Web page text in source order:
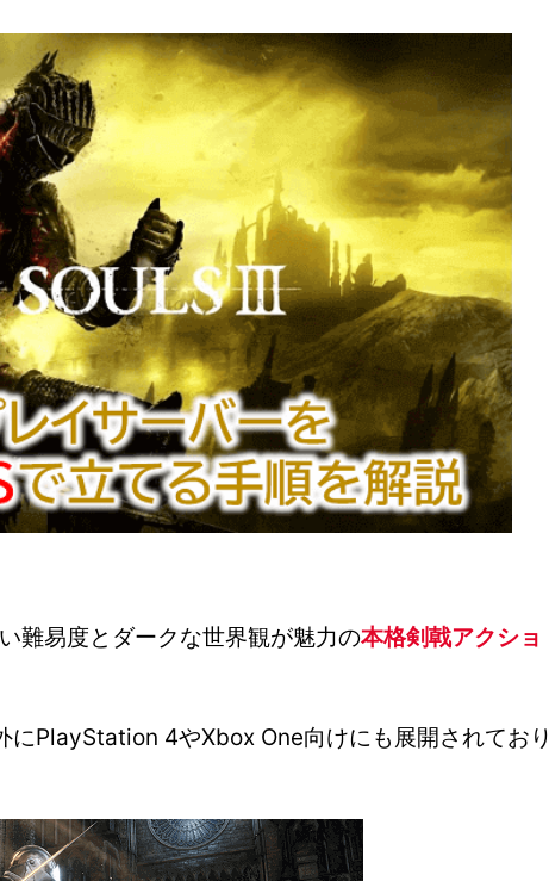
難易度とダークな世界観が魅力の本格剣戟アクショ
にPlayStation 4やXbox One向けにも展開されており